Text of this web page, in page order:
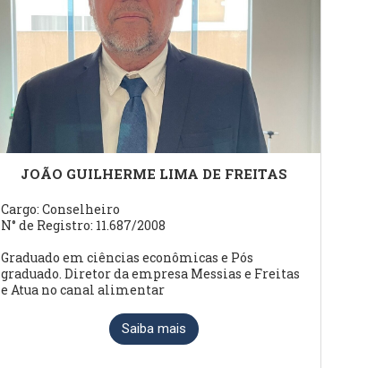
JOÃO GUILHERME LIMA DE FREITAS
Cargo: Conselheiro
N° de Registro: 11.687/2008
Graduado em ciências econômicas e Pós
graduado. Diretor da empresa Messias e Freitas
e Atua no canal alimentar
Saiba mais